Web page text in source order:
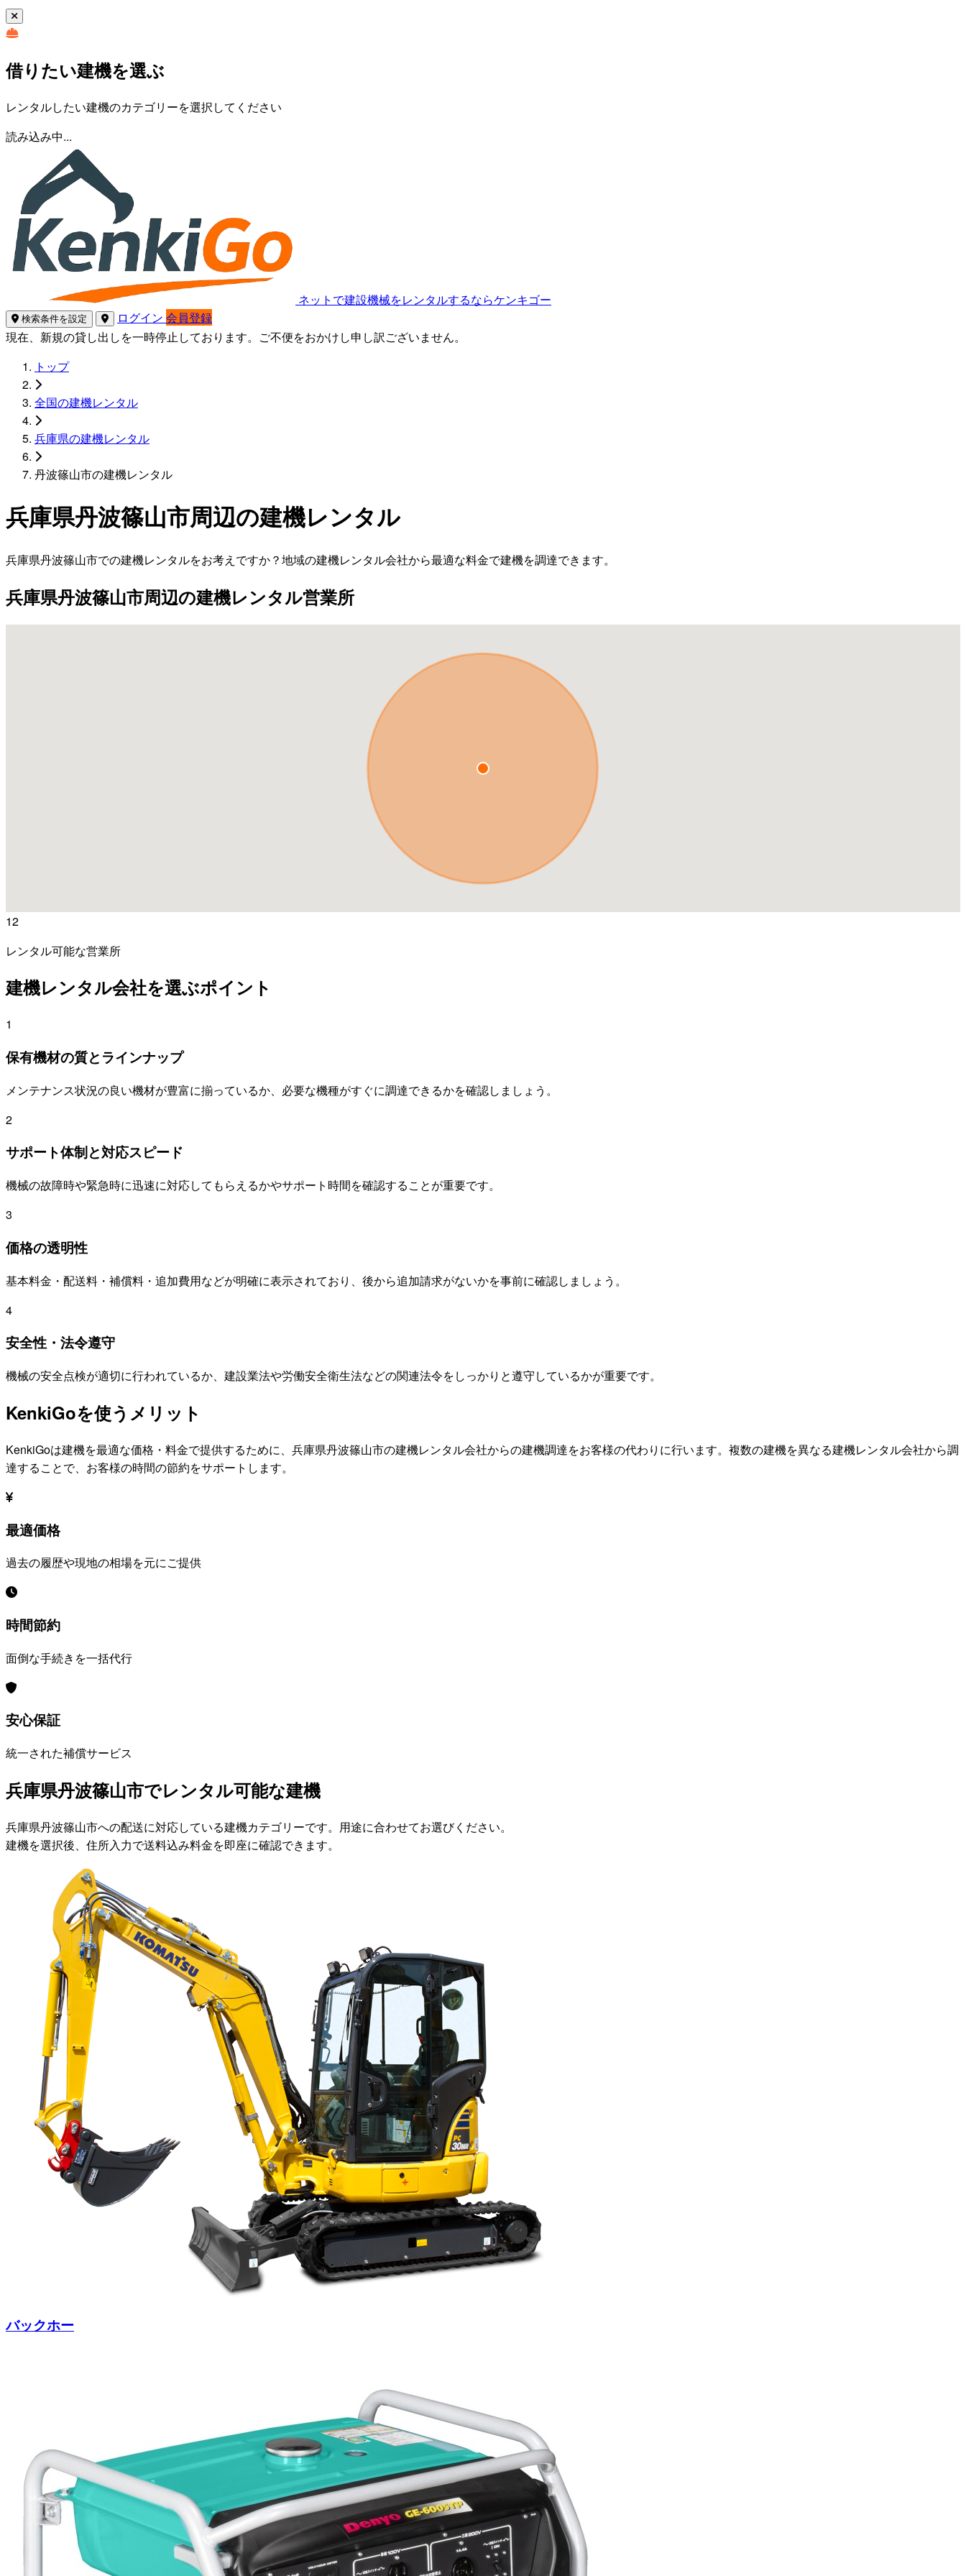
借りたい建機を選ぶ
レンタルしたい建機のカテゴリーを選択してください
読み込み中...
ネットで建設機械をレンタルするならケンキゴー
検索条件を設定 ログイン 会員登録
現在、新規の貸し出しを一時停止しております。ご不便をおかけし申し訳ございません。
トップ
全国の建機レンタル
兵庫県の建機レンタル
丹波篠山市の建機レンタル
兵庫県丹波篠山市周辺の建機レンタル
兵庫県丹波篠山市での建機レンタルをお考えですか？地域の建機レンタル会社から最適な料金で建機を調達できます。
兵庫県丹波篠山市周辺の建機レンタル営業所
12
レンタル可能な営業所
建機レンタル会社を選ぶポイント
1
保有機材の質とラインナップ
メンテナンス状況の良い機材が豊富に揃っているか、必要な機種がすぐに調達できるかを確認しましょう。
2
サポート体制と対応スピード
機械の故障時や緊急時に迅速に対応してもらえるかやサポート時間を確認することが重要です。
3
価格の透明性
基本料金・配送料・補償料・追加費用などが明確に表示されており、後から追加請求がないかを事前に確認しましょう。
4
安全性・法令遵守
機械の安全点検が適切に行われているか、建設業法や労働安全衛生法などの関連法令をしっかりと遵守しているかが重要です。
KenkiGoを使うメリット
KenkiGoは建機を最適な価格・料金で提供するために、 兵庫県丹波篠山市の建機レンタル会社からの建機調達をお客様の代わりに行います。複数の建機を異なる建機レンタル会社から調
達することで、お客様の時間の節約をサポートします。
最適価格
過去の履歴や現地の相場を元にご提供
時間節約
面倒な手続きを一括代行
安心保証
統一された補償サービス
兵庫県丹波篠山市でレンタル可能な建機
兵庫県丹波篠山市への配送に対応している建機カテゴリーです。用途に合わせてお選びください。
建機を選択後、住所入力で送料込み料金を即座に確認できます。
バックホー